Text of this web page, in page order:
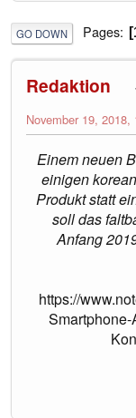
GO DOWN Pages
Redaktion
November 19, 2018,
Einem neuen
einigen
Produkt statt
soll das
Anfang
https://